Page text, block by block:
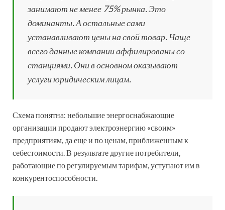
занимают не менее 75% рынка. Это
доминанты. А остальные сами
устанавливают цены на свой товар. Чаще
всего данные компании аффилированы со
станциями. Они в основном оказывают
услуги юридическим лицам.
Схема понятна: небольшие энергоснабжающие
организации продают электроэнергию «своим»
предприятиям, да еще и по ценам, приближенным к
себестоимости. В результате другие потребители,
работающие по регулируемым тарифам, уступают им в
конкурентоспособности.